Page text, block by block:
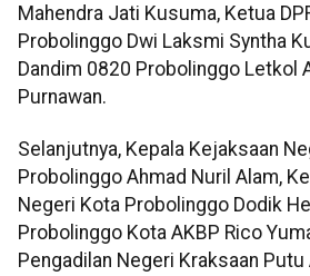
Mahendra Jati Kusuma, Ketua
Probolinggo Dwi Laksmi Syntha
Dandim 0820 Probolinggo Letkol
Purnawan.
Selanjutnya, Kepala Kejaksaan
Probolinggo Ahmad Nuril Alam,
Negeri Kota Probolinggo Dodik
Probolinggo Kota AKBP Rico
Pengadilan Negeri Kraksaan